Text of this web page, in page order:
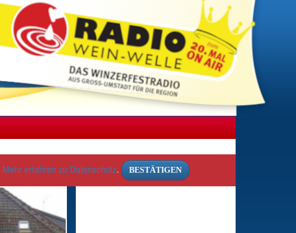
Mehr erfahren zu Datenschutz. BESTÄTIGEN